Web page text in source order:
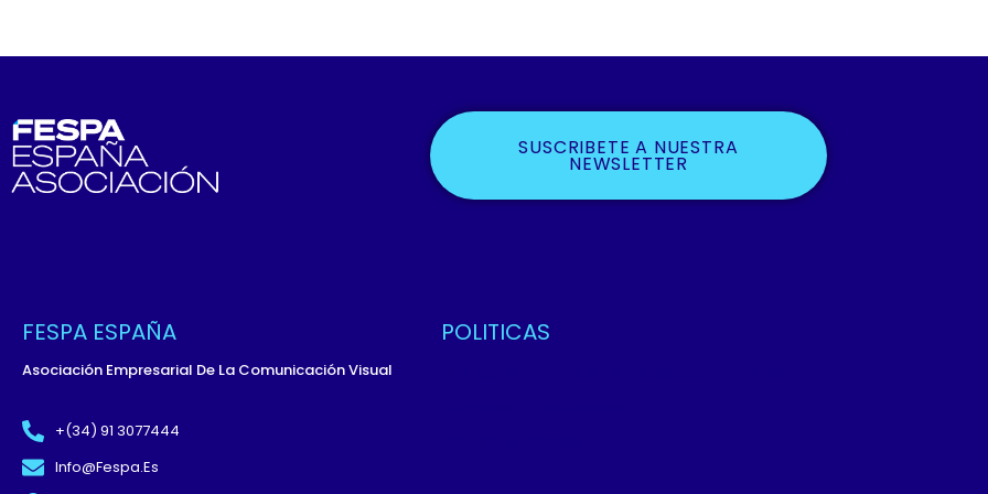
SUSCRIBETE A NUESTRA
NEWSLETTER
FESPA ESPAÑA
Asociación Empresarial De La Comunicación Visual
+(34) 91 3077444
Info@fespa.es
POLITICAS